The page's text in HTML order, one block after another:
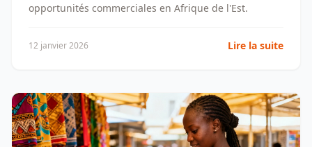
opportunités commerciales en Afrique de l'Est.
12 janvier 2026 Lire la suite